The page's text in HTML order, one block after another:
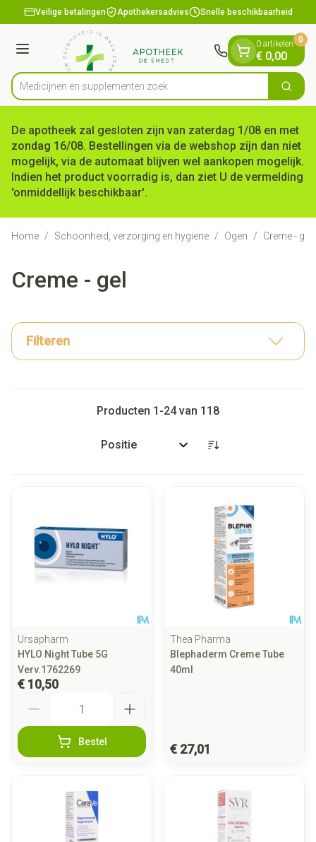
Ga naar de inhoud
1 van 1Veilige betalingen Apothekersadvies Snelle beschikbaarheid
Menu
Product, merk, categorie...
Medicijnen en Zoek
0 artikelen
€ 0,00
0
De apotheek zal gesloten zijn van zaterdag 1/08 en met
zondag 16/08. Bestellingen via de webshop zijn dan niet
mogelijk, via de automaat blijven wel aankopen mogelijk.
Indien het product voorradig is, dan ziet U de vermelding
'onmiddellijk beschikbaar'.
Home / Schoonheid, verzorging en hygiëne / Ogen / Creme - gel
Creme - gel
Filteren
Producten 1 -24van 118
Sorteer op:
Ursapharm
HYLO Night Tube 5G
Verv.1762269
€ 10,50
Bestel
Thea Pharma
Blephaderm Creme Tube
40ml
€ 27,01